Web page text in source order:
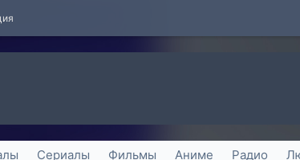
Сериалы Фильмы Аниме Радио